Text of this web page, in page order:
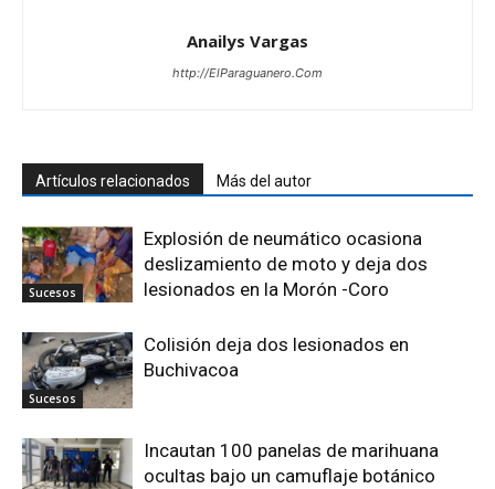
Anailys Vargas
http://ElParaguanero.Com
Artículos relacionados Más del autor
Sucesos
Explosión de neumático ocasiona
deslizamiento de moto y deja dos
lesionados en la Morón -Coro
Sucesos
Colisión deja dos lesionados en
Buchivacoa
Incautan 100 panelas de marihuana
ocultas bajo un camuflaje botánico